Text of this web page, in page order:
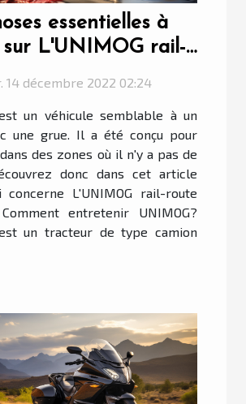
essentielles à
sur L'UNIMOG rail-
14 décembre 2022 02:24
est un véhicule semblable à un
une grue. Il a été conçu pour
des zones où il n'y a pas de
donc dans cet article
L'UNIMOG rail-route
entretenir UNIMOG?
est un tracteur de type camion